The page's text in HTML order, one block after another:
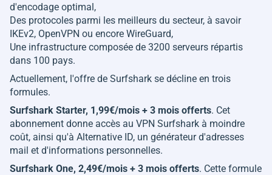
d'encodage optimal,
Des protocoles parmi les meilleurs du secteur, à savoir
IKEv2, OpenVPN ou encore WireGuard,
Une infrastructure composée de 3200 serveurs répartis
dans 100 pays.
Actuellement, l'offre de Surfshark se décline en trois
formules.
Surfshark Starter, 1,99€/mois + 3 mois offerts. Cet
abonnement donne accès au VPN Surfshark à moindre
coût, ainsi qu'à Alternative ID, un générateur d'adresses
mail et d'informations personnelles.
Surfshark One, 2,49€/mois + 3 mois offerts. Cette formule